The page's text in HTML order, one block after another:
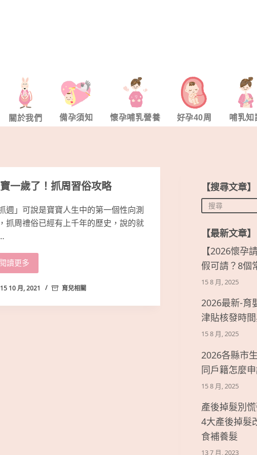
關於我們 備孕須知 懷孕哺乳營養 好孕40周 哺乳知
一歲了！抓周習俗攻略
週」可說是寶寶人生中的第一個性向測
抓周禮俗已經有上千年的歷史，說的就
讀更多
15 10 月, 2021 育兒相關
【搜尋文章】
【最新文章】
【2026懷孕
假可請？8個
15 8 月, 2025
2026最新-育
津貼核發時
15 8 月, 2025
2026各縣市
同戶籍怎麼
15 8 月, 2025
產後掉髮別
4大產後掉髮
食補養髮
13 7 月, 2023